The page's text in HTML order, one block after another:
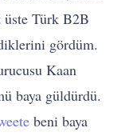
Türk B2B
gördüm.
Kaan
baya güldürdü.
beni baya